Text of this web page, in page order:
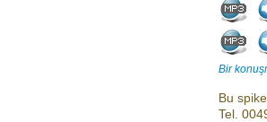
Bir
Bu
Tel.